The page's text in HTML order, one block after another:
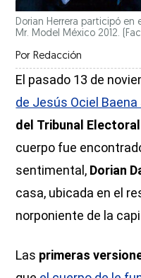
Dorian Herrera participó
Mr. Model México 2012.
Por Redacción
El pasado 13 de
de Jesús Ociel
del Tribunal Electoral
cuerpo fue
sentimental, Dorian
casa, ubicada en el
norponiente de la
Las primeras